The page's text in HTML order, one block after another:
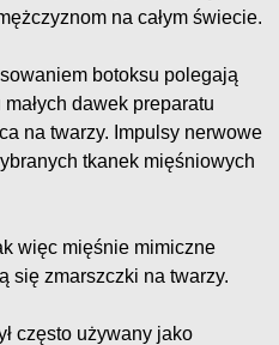
na całym świecie.
botoksu polegają
dawek preparatu
na twarzy. Impulsy nerwowe
tkanek mięśniowych
więc mięśnie mimiczne
się zmarszczki na twarzy.
często używany jako